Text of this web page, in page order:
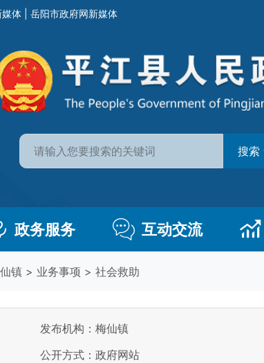
体 岳阳市政府网新媒体
搜索
政务服务 互动交流
镇 > 业务事项 > 社会救助
发布机构：梅仙镇
公开方式：政府网站